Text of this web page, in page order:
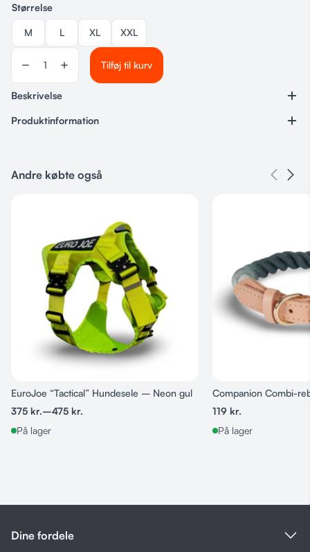
Størrelse
M L XL XXL
Tilføj til kurv
Beskrivelse
Produktinformation
Kategorier
Andre købte også
EuroJoe “Tactical” Hundesele – Neon gul
375 kr.–475 kr.
På lager
Companion Combi-
119 kr.
På lager
Dine fordele